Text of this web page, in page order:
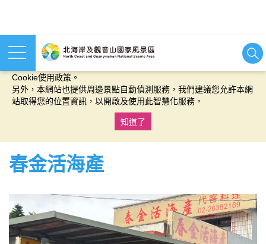
本網站使用cookies等相關技術以持續優化網站服務，並有助於為
Cookie使用政策。
另外，本網站也提供周邊景點自動偵測服務，我們建議您允許本網
站取得您的位置資訊，以開啟及使用此智慧化服務。
知道了
春金活海產